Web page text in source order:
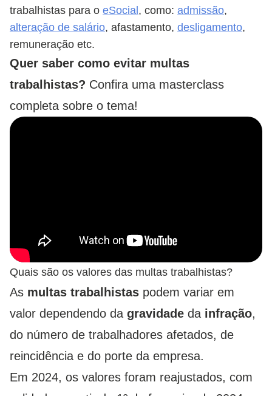
trabalhistas para o eSocial, como: admissão,
alteração de salário, afastamento, desligamento,
remuneração etc.
Quer saber como evitar multas
trabalhistas? Confira uma masterclass
completa sobre o tema!
Quais são os valores das multas trabalhistas?
As multas trabalhistas podem variar em
valor dependendo da gravidade da infração,
do número de trabalhadores afetados, de
reincidência e do porte da empresa.
Em 2024, os valores foram reajustados, com